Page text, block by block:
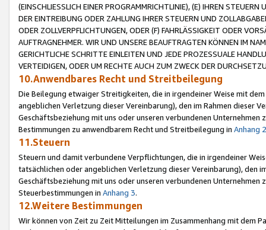
(EINSCHLIESSLICH EINER PROGRAMMRICHTLINIE), (E) IHREN
DER EINTREIBUNG ODER ZAHLUNG IHRER STEUERN UND
ODER ZOLLVERPFLICHTUNGEN, ODER (F) FAHRLÄSSIGKEIT ODER
AUFTRAGNEHMER. WIR UND UNSERE BEAUFTRAGTEN KÖNNEN IM
GERICHTLICHE SCHRITTE EINLEITEN UND JEDE PROZESSUALE
VERTEIDIGEN, ODER UM RECHTE AUCH ZUM ZWECK DER
10.Anwendbares Recht und Streitbeilegung
Die Beilegung etwaiger Streitigkeiten, die in irgendeiner Weise mit
angeblichen Verletzung dieser Vereinbarung), den im Rahmen dieser
Geschäftsbeziehung mit uns oder unseren verbundenen
Bestimmungen zu anwendbarem Recht und Streitbeilegung in Anhang 2
11.Steuern
Steuern und damit verbundene Verpflichtungen, die in irgendeiner
tatsächlichen oder angeblichen Verletzung dieser Vereinbarung), den
Geschäftsbeziehung mit uns oder unseren verbundenen
Steuerbestimmungen in Anhang 3.
12.Weitere Bestimmungen
Wir können von Zeit zu Zeit Mitteilungen im Zusammenhang mit dem